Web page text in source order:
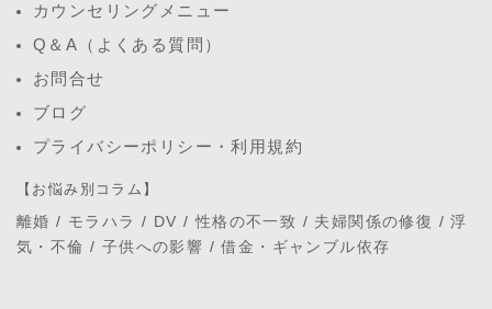
カウンセリングメニュー
Q＆A（よくある質問）
お問合せ
ブログ
プライバシーポリシー・利用規約
【お悩み別コラム】
離婚 / モラハラ / DV/性格の不一致 / 夫婦関係の修復 /浮
気・不倫 / 子供への影響 /借金・ギャンブル依存